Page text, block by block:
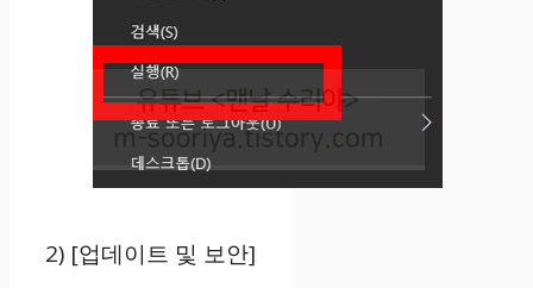
2) [업데이트 및 보안]